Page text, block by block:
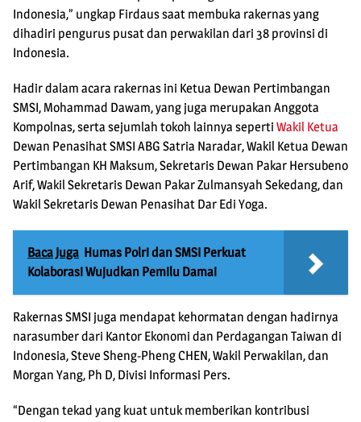
Indonesia,” ungkap Firdaus saat membuka rakernas yang
dihadiri pengurus pusat dan perwakilan dari 38 provinsi di
Indonesia.
Hadir dalam acara rakernas ini Ketua Dewan Pertimbangan
SMSI, Mohammad Dawam, yang juga merupakan Anggota
Kompolnas, serta sejumlah tokoh lainnya seperti Wakil Ketua
Dewan Penasihat SMSI ABG Satria Naradar, Wakil Ketua Dewan
Pertimbangan KH Maksum, Sekretaris Dewan Pakar Hersubeno
Arif, Wakil Sekretaris Dewan Pakar Zulmansyah Sekedang, dan
Wakil Sekretaris Dewan Penasihat Dar Edi Yoga.
Baca Juga Humas Polri dan SMSI Perkuat
Kolaborasi Wujudkan Pemilu Damai
Rakernas SMSI juga mendapat kehormatan dengan hadirnya
narasumber dari Kantor Ekonomi dan Perdagangan Taiwan di
Indonesia, Steve Sheng-Pheng CHEN, Wakil Perwakilan, dan
Morgan Yang, Ph D, Divisi Informasi Pers.
“Dengan tekad yang kuat untuk memberikan kontribusi